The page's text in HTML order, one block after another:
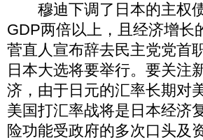
穆迪下调了日本的主权债
GDP两倍以上，且经济增长
菅直人宣布辞去民主党党首
日本大选将要举行。要关注
济，由于日元的汇率长期对
美国打汇率战将是日本经济
险功能受政府的多次口头及